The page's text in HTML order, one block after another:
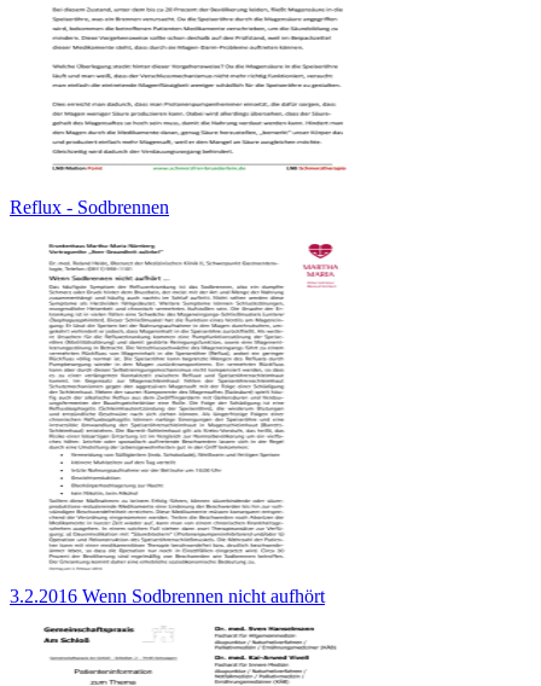
Reflux - Sodbrennen
3.2.2016 Wenn Sodbrennen nicht aufhört